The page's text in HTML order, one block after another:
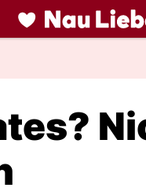
NAU.ch